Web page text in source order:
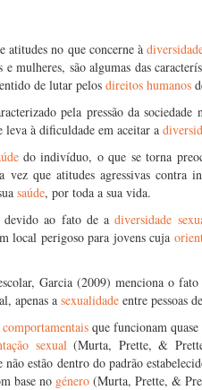
atitudes no que concerne à
mulheres, são algumas das
de lutar pelos direitos humanos
pela pressão da sociedade
leva à dificuldade em aceitar a
do indivíduo, o que se torna
vez que atitudes agressivas contra
saúde, por toda a sua vida.
devido ao fato de adiversidade
local perigoso para jovens cuja
Garcia (2009) menciona o fato
apenas a sexualidade entre pessoas
comportamentaisque funcionam
sexual(Murta, Prette, &
estão dentro do padrão
base no género (Murta, Prette, &